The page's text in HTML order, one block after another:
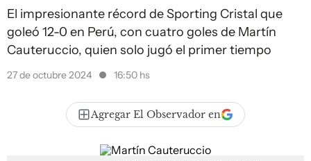
El impresionante récord de Sporting Cristal que
goleó 12-0 en Perú, con cuatro goles de Martín
Cauteruccio, quien solo jugó el primer tiempo
27 de octubre 2024 16:50 hs
Agregar El Observador en